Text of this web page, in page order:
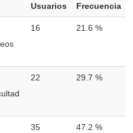
Usuarios Frecuencia
16 21.6 %
22 29.7 %
35 47.2 %